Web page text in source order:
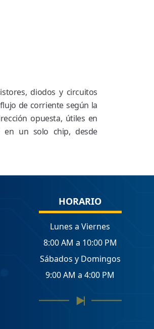
diodos y circuitos
de corriente según la
opuesta, útiles en
en un solo chip, desde
HORARIO
Lunes a Viernes
8:00 AM a 10:00 PM
Sábados y Domingos
9:00 AM a 4:00 PM